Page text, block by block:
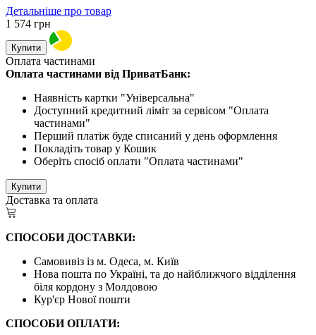
Детальніше про товар
1 574 грн
Купити
Оплата частинами
Оплата частинами від ПриватБанк:
Наявність картки "Універсальна"
Доступний кредитний ліміт за сервісом "Оплата
частинами"
Перший платіж буде списаний у день оформлення
Покладіть товар у Кошик
Оберіть спосіб оплати "Оплата частинами"
Купити
Доставка та оплата
СПОСОБИ ДОСТАВКИ:
Самовивіз із м. Одеса, м. Київ
Нова пошта по Україні, та до найближчого відділення
біля кордону з Молдовою
Кур'єр Нової пошти
СПОСОБИ ОПЛАТИ: